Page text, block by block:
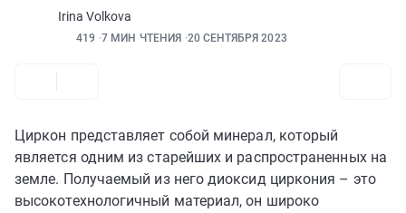
Irina Volkova
419 7 МИН ЧТЕНИЯ 20 СЕНТЯБРЯ 2023
Циркон представляет собой минерал, который
является одним из старейших и распространенных на
земле. Получаемый из него диоксид циркония – это
высокотехнологичный материал, он широко